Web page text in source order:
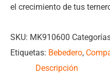
el crecimiento de tus
SKU: MK910600
Etiquetas: Bebedero,
Descripción